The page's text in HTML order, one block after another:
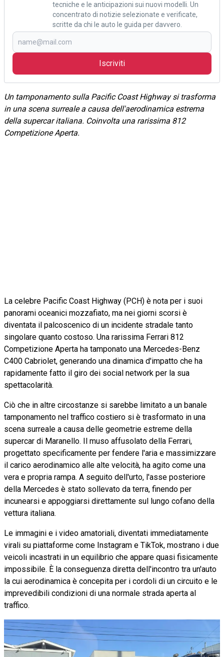
tecniche e le anticipazioni sui nuovi modelli. Un
concentrato di notizie selezionate e verificate,
scritte da chi le auto le guida per davvero.
Iscriviti
Un tamponamento sulla Pacific Coast Highway si trasforma
in una scena surreale a causa dell'aerodinamica estrema
della supercar italiana. Coinvolta una rarissima 812
Competizione Aperta.
La celebre Pacific Coast Highway (PCH) è nota per i suoi
panorami oceanici mozzafiato, ma nei giorni scorsi è
diventata il palcoscenico di un incidente stradale tanto
singolare quanto costoso. Una rarissima Ferrari 812
Competizione Aperta ha tamponato una Mercedes-Benz
C400 Cabriolet, generando una dinamica d'impatto che ha
rapidamente fatto il giro dei social network per la sua
spettacolarità.
Ciò che in altre circostanze si sarebbe limitato a un banale
tamponamento nel traffico costiero si è trasformato in una
scena surreale a causa delle geometrie estreme della
supercar di Maranello. Il muso affusolato della Ferrari,
progettato specificamente per fendere l'aria e massimizzare
il carico aerodinamico alle alte velocità, ha agito come una
vera e propria rampa. A seguito dell'urto, l'asse posteriore
della Mercedes è stato sollevato da terra, finendo per
incunearsi e appoggiarsi direttamente sul lungo cofano della
vettura italiana.
Le immagini e i video amatoriali, diventati immediatamente
virali su piattaforme come Instagram e TikTok, mostrano i due
veicoli incastrati in un equilibrio che appare quasi fisicamente
impossibile. È la conseguenza diretta dell'incontro tra un'auto
la cui aerodinamica è concepita per i cordoli di un circuito e le
imprevedibili condizioni di una normale strada aperta al
traffico.